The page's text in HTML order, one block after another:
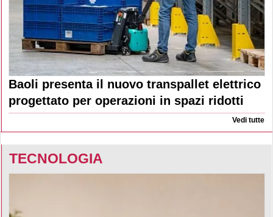
Baoli presenta il nuovo transpallet elettrico
progettato per operazioni in spazi ridotti
Vedi tutte
TECNOLOGIA